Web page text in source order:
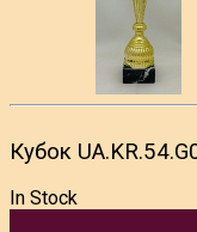
Кубок
In Stock